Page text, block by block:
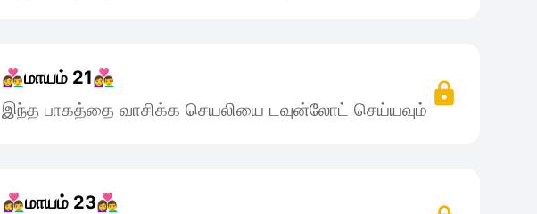
👩‍❤️‍👨மாயம் 21👩‍❤️‍👨
இந்த பாகத்தை வாசிக்க செயலியை டவுன்லோட் செய்யவும்
👩‍❤️‍👨மாயம் 23👩‍❤️‍👨